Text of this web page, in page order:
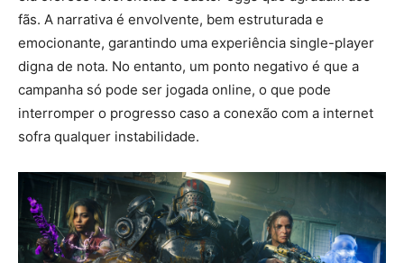
fãs. A narrativa é envolvente, bem estruturada e
emocionante, garantindo uma experiência single-player
digna de nota. No entanto, um ponto negativo é que a
campanha só pode ser jogada online, o que pode
interromper o progresso caso a conexão com a internet
sofra qualquer instabilidade.